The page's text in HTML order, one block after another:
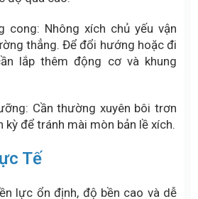
cong: Nhông xích chủ yếu vận
thẳng. Để đổi hướng hoặc đi
lắp thêm động cơ và khung
Cần thường xuyên bôi trơn
kỳ để tránh mài mòn bản lề xích.
Tế
lực ổn định, độ bền cao và dễ